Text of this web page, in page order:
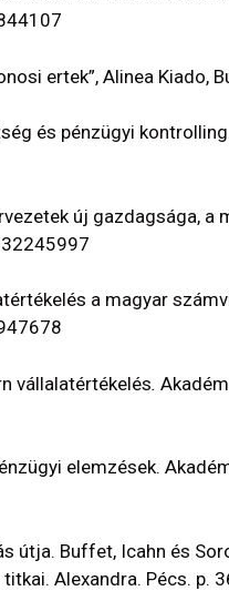
ertek”, Alinea
és pénzügyi
új gazdagsága, a
a magyar
vállalatértékelés.
elemzések.
útja. Buffet, Icahn és
Alexandra. Pécs. p.